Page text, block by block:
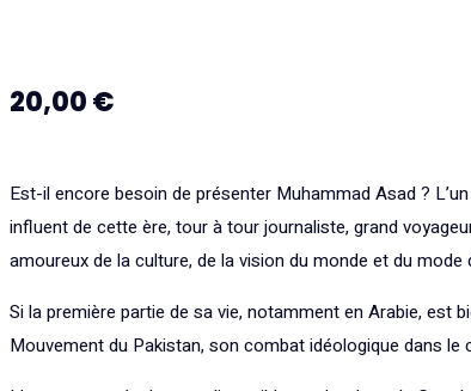
20,00€
Est-il encore besoin de présenter Muhammad Asad ?
influent de cette ère, tour à tour journaliste, grand
amoureux de la culture, de la vision du monde et du
Si la première partie de sa vie, notamment en Arabie, est
Mouvement du Pakistan, son combat idéologique dans